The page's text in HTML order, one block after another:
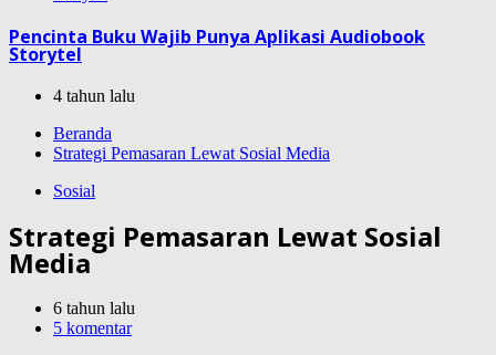
Pencinta Buku Wajib Punya Aplikasi Audiobook
Storytel
4 tahun lalu
Beranda
Strategi Pemasaran Lewat Sosial Media
Sosial
Strategi Pemasaran Lewat Sosial
Media
6 tahun lalu
5 komentar